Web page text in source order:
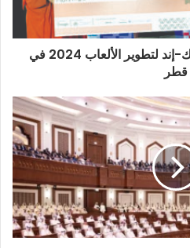
اختتام فعاليات ماراثون جيك-إند لتطوير الألعاب 2024 في
قطر